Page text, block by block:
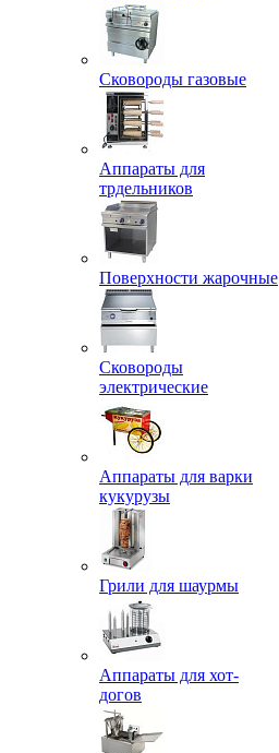
Сковороды газовые
Аппараты для
трдельников
Поверхности жарочные
Сковороды
электрические
Аппараты для варки
кукурузы
Грили для шаурмы
Аппараты для хот-
догов